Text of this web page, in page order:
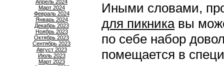
Апрель 2024
Март 2024
Февраль 2024
Январь 2024
Декабрь 2023
Ноябрь 2023
Октябрь 2023
Сентябрь 2023
Август 2023
Июль 2023
Март 2023
Иными словами,
для пикникавы
по себе набор
помещается в